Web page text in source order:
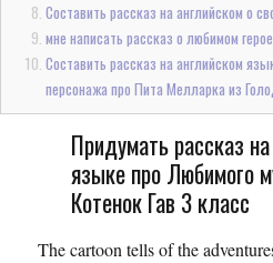
Составить рассказ на английском о
мне написать рассказ о любимом
Составить рассказ на английском
персонажа про Пита Мелларка из
Придумать рассказ
языке про Любимого
Котенок Гав 3 класс
The cartoon tells of the